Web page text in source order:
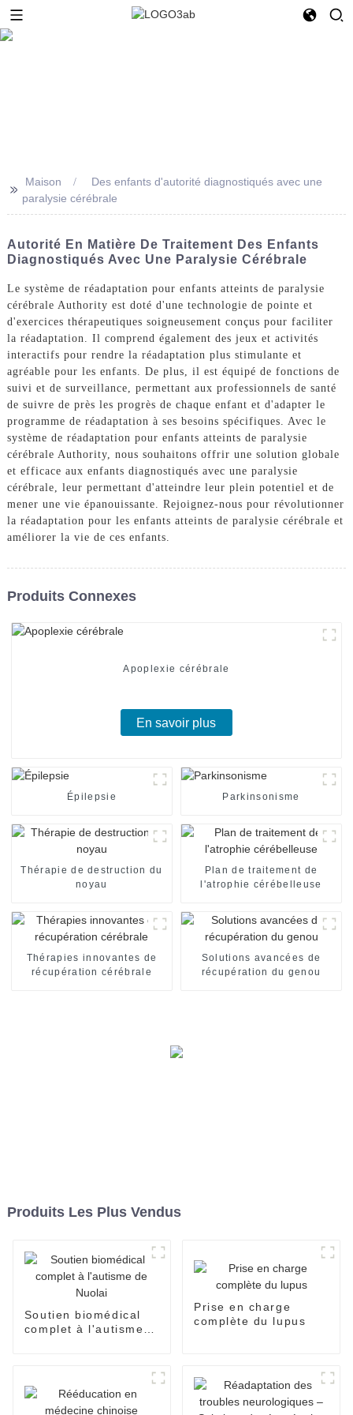
>>
Maison
Des enfants d'autorité diagnostiqués avec une
paralysie cérébrale
Autorité En Matière De Traitement Des Enfants
Diagnostiqués Avec Une Paralysie Cérébrale
Le système de réadaptation pour enfants atteints de paralysie
cérébrale Authority est doté d'une technologie de pointe et
d'exercices thérapeutiques soigneusement conçus pour faciliter
la réadaptation. Il comprend également des jeux et activités
interactifs pour rendre la réadaptation plus stimulante et
agréable pour les enfants. De plus, il est équipé de fonctions de
suivi et de surveillance, permettant aux professionnels de santé
de suivre de près les progrès de chaque enfant et d'adapter le
programme de réadaptation à ses besoins spécifiques. Avec le
système de réadaptation pour enfants atteints de paralysie
cérébrale Authority, nous souhaitons offrir une solution globale
et efficace aux enfants diagnostiqués avec une paralysie
cérébrale, leur permettant d'atteindre leur plein potentiel et de
mener une vie épanouissante. Rejoignez-nous pour révolutionner
la réadaptation pour les enfants atteints de paralysie cérébrale et
améliorer la vie de ces enfants.
Produits Connexes
Apoplexie cérébrale
En savoir plus
Épilepsie Parkinsonisme
Thérapie de destruction du
noyau
Plan de traitement de
l'atrophie cérébelleuse
Thérapies innovantes de
récupération cérébrale
Solutions avancées de
récupération du genou
Produits Les Plus Vendus
Soutien biomédical
complet à l'autisme
Prise en charge
complète du lupus